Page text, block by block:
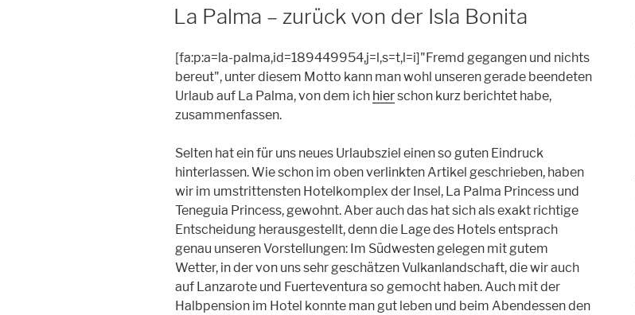
La Palma – zurück von der Isla Bonita
[fa:p:a=la-palma,id=189449954,j=l,s=t,l=i]"Fremd gegangen und nichts
bereut", unter diesem Motto kann man wohl unseren gerade beendeten
Urlaub auf La Palma, von dem ich hierschon kurz berichtet habe,
zusammenfassen.
Selten hat ein für uns neues Urlaubsziel einen so guten Eindruck
hinterlassen. Wie schon im oben verlinkten Artikel geschrieben, haben
wir im umstrittensten Hotelkomplex der Insel, La Palma Princess und
Teneguia Princess, gewohnt. Aber auch das hat sich als exakt richtige
Entscheidung herausgestellt, denn die Lage des Hotels entsprach
genau unseren Vorstellungen: Im Südwesten gelegen mit gutem
Wetter, in der von uns sehr geschätzen Vulkanlandschaft, die wir auch
auf Lanzarote und Fuerteventura so gemocht haben. Auch mit der
Halbpension im Hotel konnte man gut leben und beim Abendessen den